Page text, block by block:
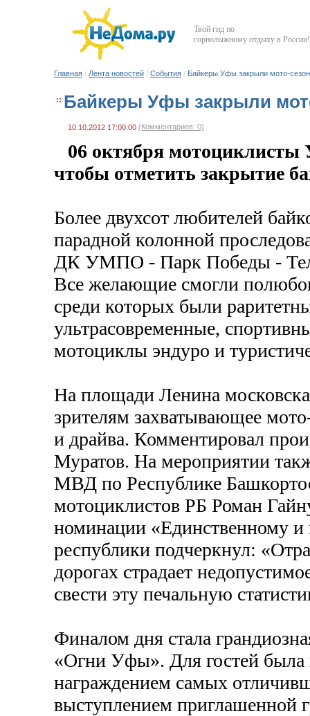
Твой гид по
горнолыжному отдыху в России!
Главная / Лента новостей / События / Байкеры Уфы закрыли мото-
Байкеры Уфы закрыли
10.10.2012 17:00:00 (Комментариев: 0)
06 октября мотоциклисты
чтобы отметить закрытие
Более двухсот любителей
парадной колонной
ДК УМПО - Парк Победы -
Все желающие смогли
среди которых были
ультрасовременные,
мотоциклы эндуро и
На площади Ленина
зрителям захватывающее
и драйва. Комментировал
Муратов. На мероприятии
МВД по Республике
мотоциклистов РБ Роман
номинации «Единственному и
республики подчеркнул:
дорогах страдает
свести эту печальную
Финалом дня стала
«Огни Уфы». Для гостей была
награждением самых
выступлением